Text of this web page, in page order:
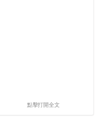
點擊打開全文